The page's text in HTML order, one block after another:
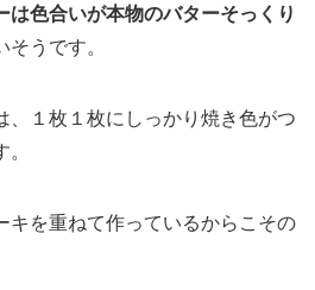
は色合いが本物のバターそっくり
うです。
、１枚１枚にしっかり焼き色がつ
キを重ねて作っているからこその